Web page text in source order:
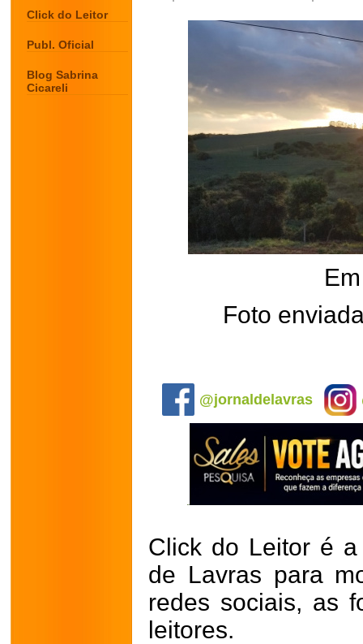
Click do Leitor
Publ. Oficial
Blog Sabrina
Cicareli
Foto
@jornaldelavras
Click do Leitor é
de Lavras para
redes sociais, as
leitores.